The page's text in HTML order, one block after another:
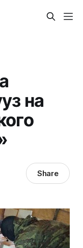
на
Share